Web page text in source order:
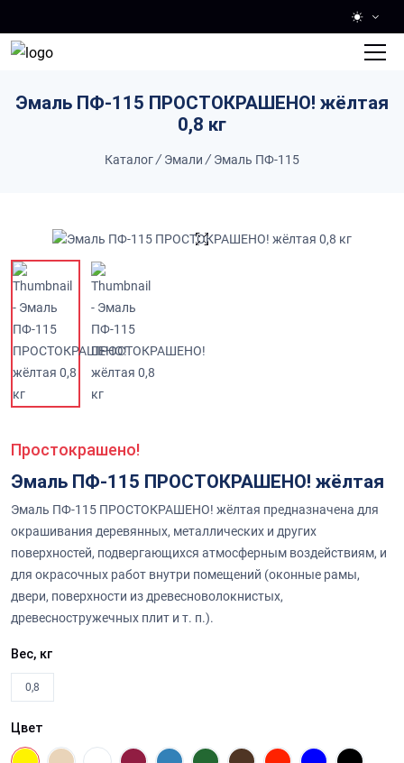
Эмаль ПФ-115 ПРОСТОКРАШЕНО! жёлтая
0,8 кг
Каталог/ Эмали / Эмаль ПФ-115
Простокрашено!
Эмаль ПФ-115 ПРОСТОКРАШЕНО! жёлтая
Эмаль ПФ-115 ПРОСТОКРАШЕНО! жёлтая предназначена для
окрашивания деревянных, металлических и других
поверхностей, подвергающихся атмосферным воздействиям, и
для окрасочных работ внутри помещений (оконные рамы,
двери, поверхности из древесноволокнистых,
древесностружечных плит и т. п.).
Вес, кг
0,8
Цвет